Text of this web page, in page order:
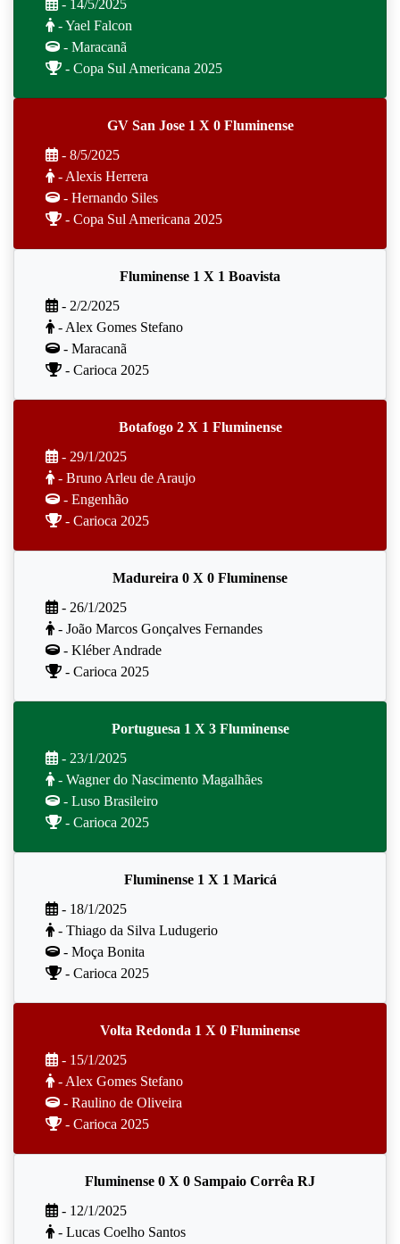
- 14/5/2025
- Yael Falcon
- Maracanã
- Copa Sul Americana 2025
GV San Jose 1 X 0 Fluminense
- 8/5/2025
- Alexis Herrera
- Hernando Siles
- Copa Sul Americana 2025
Fluminense 1 X 1 Boavista
- 2/2/2025
- Alex Gomes Stefano
- Maracanã
- Carioca 2025
Botafogo 2 X 1 Fluminense
- 29/1/2025
- Bruno Arleu de Araujo
- Engenhão
- Carioca 2025
Madureira 0 X 0 Fluminense
- 26/1/2025
- João Marcos Gonçalves Fernandes
- Kléber Andrade
- Carioca 2025
Portuguesa 1 X 3 Fluminense
- 23/1/2025
- Wagner do Nascimento Magalhães
- Luso Brasileiro
- Carioca 2025
Fluminense 1 X 1 Maricá
- 18/1/2025
- Thiago da Silva Ludugerio
- Moça Bonita
- Carioca 2025
Volta Redonda 1 X 0 Fluminense
- 15/1/2025
- Alex Gomes Stefano
- Raulino de Oliveira
- Carioca 2025
Fluminense 0 X 0 Sampaio Corrêa RJ
- 12/1/2025
- Lucas Coelho Santos